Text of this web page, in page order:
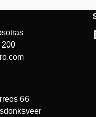
200
66